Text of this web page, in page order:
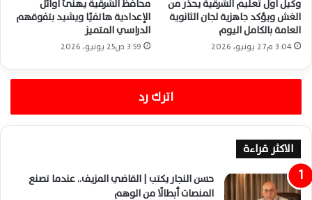
وكيل اول تعليم الشرقية يحذر من
الغش ويؤكد جاهزية لجان الثانوية
العامة بالكامل اليوم
3:04 م27 يونيو، 2026
محافظ الشرقية يهنئ أوائل
الإعدادية هاتفيًا ويشيد بتفوقهم
الدراسي المتميز
3:59 ص25 يونيو، 2026
اترك رد
الاكثر قراءة
حسن النجار يكتب | القاضي المزيف.. عندما تصنع
المنصات أبطالًا من الوهم